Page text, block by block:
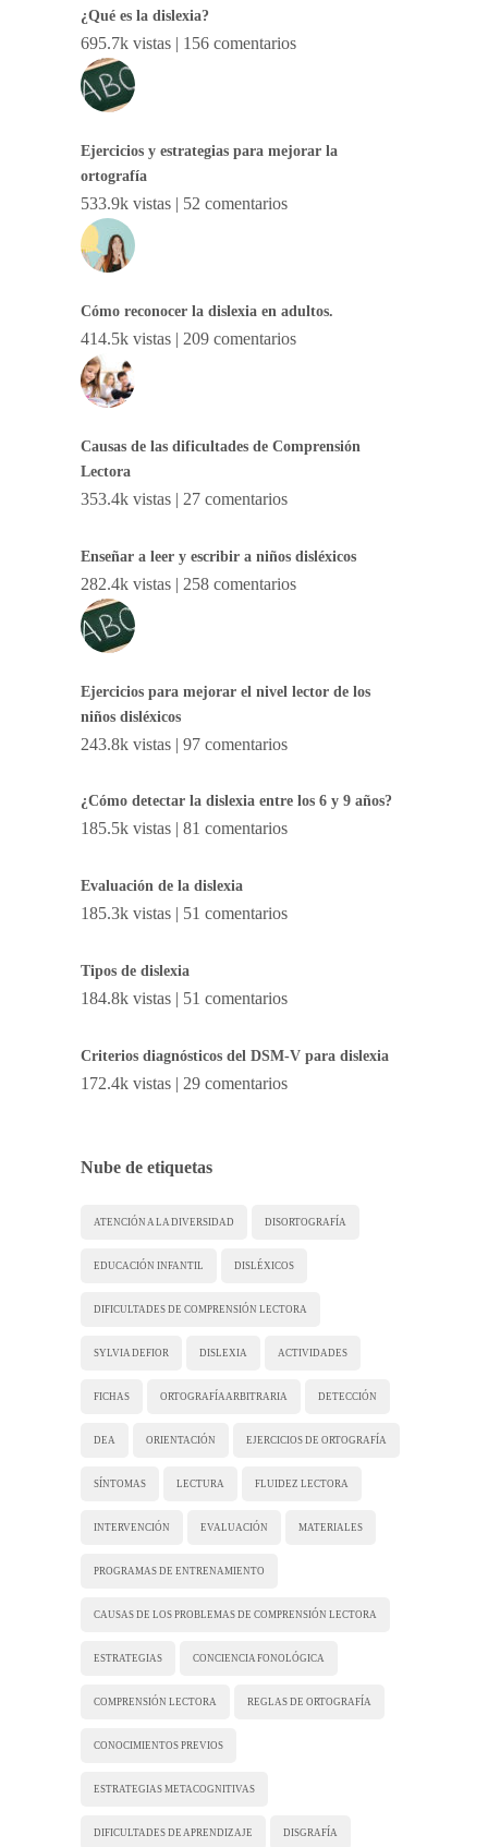
¿Qué es la dislexia?
695.7k vistas | 156 comentarios
Ejercicios y estrategias para mejorar la
ortografía
533.9k vistas | 52 comentarios
Cómo reconocer la dislexia en adultos.
414.5k vistas | 209 comentarios
Causas de las dificultades de Comprensión
Lectora
353.4k vistas | 27 comentarios
Enseñar a leer y escribir a niños disléxicos
282.4k vistas | 258 comentarios
Ejercicios para mejorar el nivel lector de los
niños disléxicos
243.8k vistas | 97 comentarios
¿Cómo detectar la dislexia entre los 6 y 9 años?
185.5k vistas | 81 comentarios
Evaluación de la dislexia
185.3k vistas | 51 comentarios
Tipos de dislexia
184.8k vistas | 51 comentarios
Criterios diagnósticos del DSM-V para dislexia
172.4k vistas | 29 comentarios
Nube de etiquetas
ATENCIÓN A LA DIVERSIDAD DISORTOGRAFÍA
EDUCACIÓN INFANTIL DISLÉXICOS
DIFICULTADES DE COMPRENSIÓN LECTORA
SYLVIA DEFIOR DISLEXIA ACTIVIDADES
FICHAS ORTOGRAFÍA ARBITRARIA DETECCIÓN
DEA ORIENTACIÓN EJERCICIOS DE ORTOGRAFÍA
SÍNTOMAS LECTURA FLUIDEZ LECTORA
INTERVENCIÓN EVALUACIÓN MATERIALES
PROGRAMAS DE ENTRENAMIENTO
CAUSAS DE LOS PROBLEMAS DE COMPRENSIÓN LECTORA
ESTRATEGIAS CONCIENCIA FONOLÓGICA
COMPRENSIÓN LECTORA REGLAS DE ORTOGRAFÍA
CONOCIMIENTOS PREVIOS
ESTRATEGIAS METACOGNITIVAS
DIFICULTADES DE APRENDIZAJE DISGRAFÍA